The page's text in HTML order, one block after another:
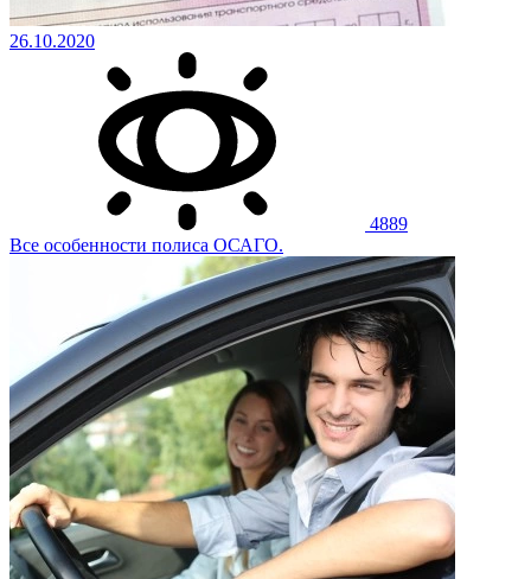
26.10.2020
4889
Все особенности полиса ОСАГО.